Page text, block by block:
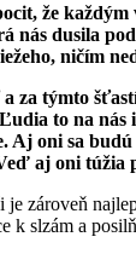
že
nás dusila
ničím
za týmto
to na
Aj oni sa
aj oni túžia
zároveň
k slzám a